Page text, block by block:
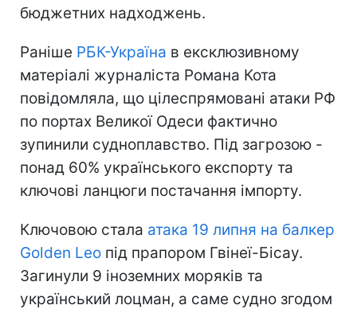
бюджетних надходжень.
Раніше РБК-Україна в ексклюзивному
матеріалі журналіста Романа Кота
повідомляла, що цілеспрямовані атаки РФ
по портах Великої Одеси фактично
зупинили судноплавство. Під загрозою -
понад 60% українського експорту та
ключові ланцюги постачання імпорту.
Ключовою стала атака 19 липня на балкер
Golden Leo під прапором Гвінеї-Бісау.
Загинули 9 іноземних моряків та
український лоцман, а саме судно згодом